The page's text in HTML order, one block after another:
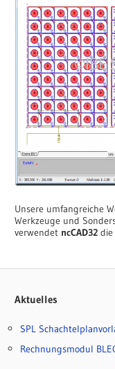
Unsere umfangreiche
Werkzeuge und
verwendet ncCAD32 die
Aktuelles
SPL
Rechnungsmodul